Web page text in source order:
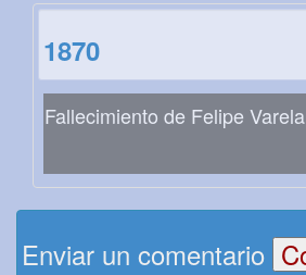
1870
Fallecimiento de Felipe Varela
Enviar un comentario